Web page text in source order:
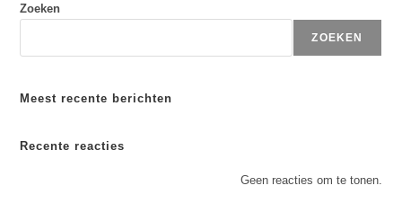
Zoeken
ZOEKEN
Meest recente berichten
Recente reacties
Geen reacties om te tonen.